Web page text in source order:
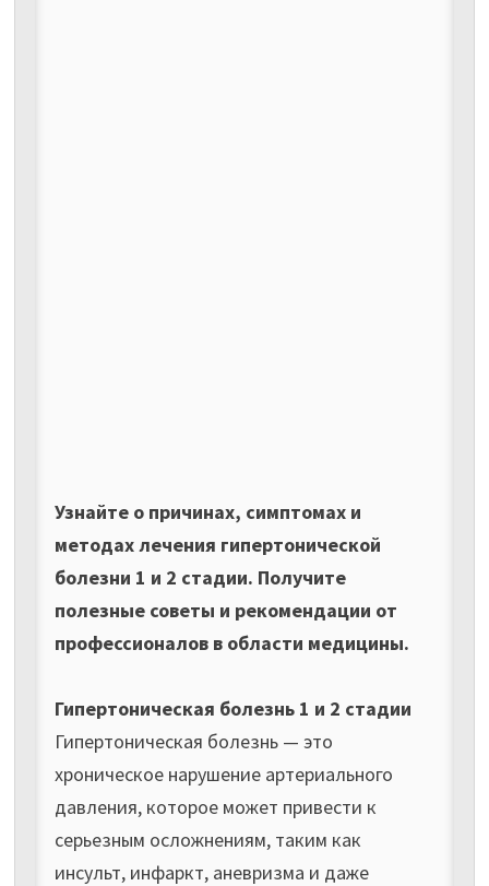
Узнайте о причинах, симптомах и
методах лечения гипертонической
болезни 1 и 2 стадии. Получите
полезные советы и рекомендации от
профессионалов в области медицины.
Гипертоническая болезнь 1 и 2 стадии
Гипертоническая болезнь — это
хроническое нарушение артериального
давления, которое может привести к
серьезным осложнениям, таким как
инсульт, инфаркт, аневризма и даже